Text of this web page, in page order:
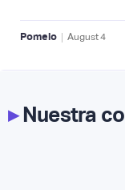
Pomelo | August4
▸Nuestra